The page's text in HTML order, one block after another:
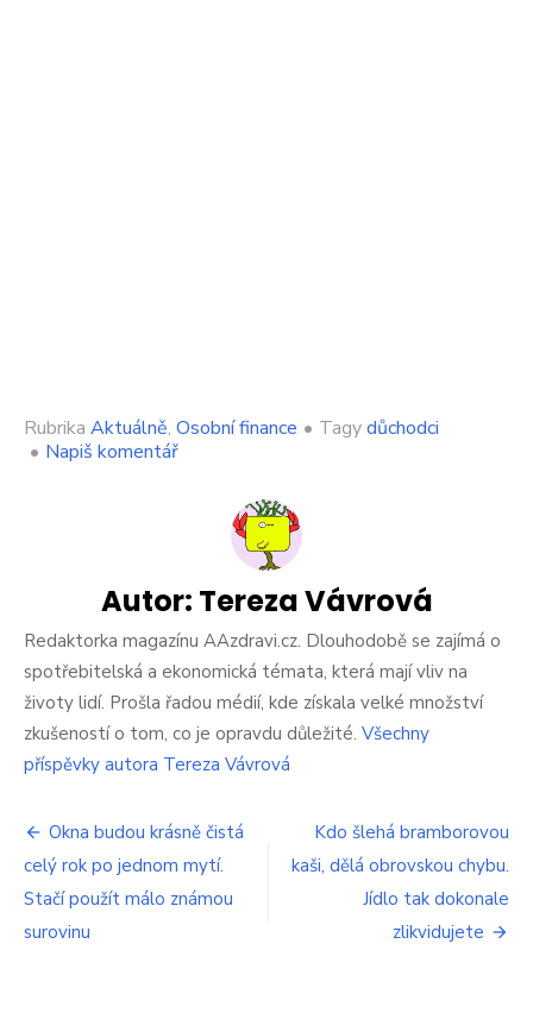
Rubrika Aktuálně, Osobní finance • Tagydůchodci
• Napiš komentářon
Musí
platit
speciální
poplatek.
to
na
ně
Autor: Tereza Vávrová
Redaktorka magazínu AAzdravi.cz. Dlouhodobě se zajímá o
spotřebitelská a ekonomická témata, která mají vliv na
životy lidí. Prošla řadou médií, kde získala velké množství
zkušeností o tom, co je opravdu důležité. Všechny
příspěvky autora Tereza Vávrová
Navigace
pro
příspěvek
Okna budou krásně čistá
celý rok po jednom mytí.
Stačí použít málo známou
surovinu
Kdo šlehá bramborovou
kaši, dělá obrovskou chybu.
Jídlo tak dokonale
zlikvidujete